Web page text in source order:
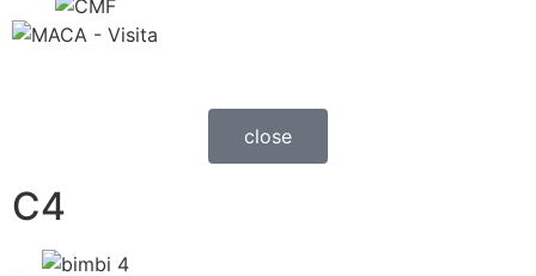
close
C4